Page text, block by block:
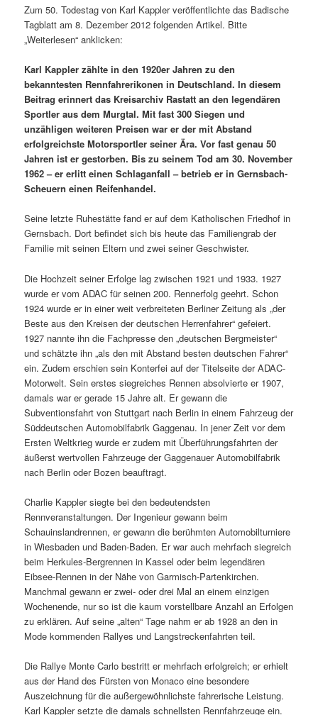
Zum 50. Todestag von Karl Kappler veröffentlichte das Badische
Tagblatt am 8. Dezember 2012 folgenden Artikel. Bitte
„Weiterlesen“ anklicken:
Karl Kappler zählte in den 1920er Jahren zu den
bekanntesten Rennfahrerikonen in Deutschland. In diesem
Beitrag erinnert das Kreisarchiv Rastatt an den legendären
Sportler aus dem Murgtal. Mit fast 300 Siegen und
unzähligen weiteren Preisen war er der mit Abstand
erfolgreichste Motorsportler seiner Ära. Vor fast genau 50
Jahren ist er gestorben. Bis zu seinem Tod am 30. November
1962 – er erlitt einen Schlaganfall – betrieb er in Gernsbach-
Scheuern einen Reifenhandel.
Seine letzte Ruhestätte fand er auf dem Katholischen Friedhof in
Gernsbach. Dort befindet sich bis heute das Familiengrab der
Familie mit seinen Eltern und zwei seiner Geschwister.
Die Hochzeit seiner Erfolge lag zwischen 1921 und 1933. 1927
wurde er vom ADAC für seinen 200. Rennerfolg geehrt. Schon
1924 wurde er in einer weit verbreiteten Berliner Zeitung als „der
Beste aus den Kreisen der deutschen Herrenfahrer“ gefeiert.
1927 nannte ihn die Fachpresse den „deutschen Bergmeister“
und schätzte ihn „als den mit Abstand besten deutschen Fahrer“
ein. Zudem erschien sein Konterfei auf der Titelseite der ADAC-
Motorwelt. Sein erstes siegreiches Rennen absolvierte er 1907,
damals war er gerade 15 Jahre alt. Er gewann die
Subventionsfahrt von Stuttgart nach Berlin in einem Fahrzeug der
Süddeutschen Automobilfabrik Gaggenau. In jener Zeit vor dem
Ersten Weltkrieg wurde er zudem mit Überführungsfahrten der
äußerst wertvollen Fahrzeuge der Gaggenauer Automobilfabrik
nach Berlin oder Bozen beauftragt.
Charlie Kappler siegte bei den bedeutendsten
Rennveranstaltungen. Der Ingenieur gewann beim
Schauinslandrennen, er gewann die berühmten Automobilturniere
in Wiesbaden und Baden-Baden. Er war auch mehrfach siegreich
beim Herkules-Bergrennen in Kassel oder beim legendären
Eibsee-Rennen in der Nähe von Garmisch-Partenkirchen.
Manchmal gewann er zwei- oder drei Mal an einem einzigen
Wochenende, nur so ist die kaum vorstellbare Anzahl an Erfolgen
zu erklären. Auf seine „alten“ Tage nahm er ab 1928 an den in
Mode kommenden Rallyes und Langstreckenfahrten teil.
Die Rallye Monte Carlo bestritt er mehrfach erfolgreich; er erhielt
aus der Hand des Fürsten von Monaco eine besondere
Auszeichnung für die außergewöhnlichste fahrerische Leistung.
Karl Kapplersetzte die damals schnellsten Rennfahrzeuge ein.